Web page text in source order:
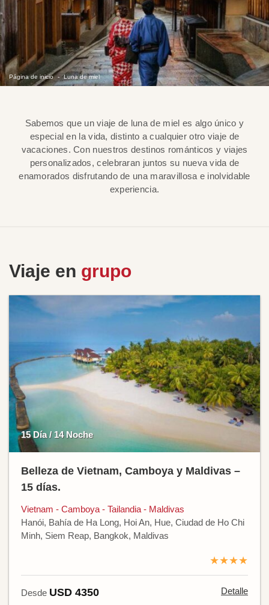
Página de inicio Luna de miel
Sabemos que un viaje de luna de miel es algo único y
especial en la vida, distinto a cualquier otro viaje de
vacaciones. Con nuestros destinos románticos y viajes
personalizados, celebraran juntos su nueva vida de
enamorados disfrutando de una maravillosa e inolvidable
experiencia.
Viaje en grupo
15 Día / 14 Noche
Belleza de Vietnam, Camboya y Maldivas –
15 días.
Vietnam - Camboya - Tailandia - Maldivas
Hanói, Bahía de Ha Long, Hoi An, Hue, Ciudad de Ho Chi
Minh, Siem Reap, Bangkok, Maldivas
★★★★
Desde USD 4350 Detalle